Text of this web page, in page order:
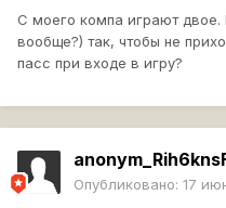
С моего компа играют
вообще?) так, чтобы не
пасс при входе в игру?
Опубликовано: 17